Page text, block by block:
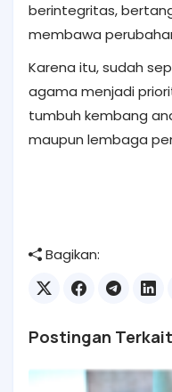
berintegritas,
membawa
Karena itu, sudah
agama menjadi
tumbuh kembang
maupun lembaga
Bagikan:
Postingan Terkait